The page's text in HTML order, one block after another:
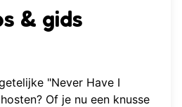
& gids
"Never Have I
Of je nu een knusse